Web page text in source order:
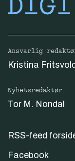
Ansvarlig
Kristina
Nyhetsredaktør
Tor M. Nondal
RSS-feed
Facebook